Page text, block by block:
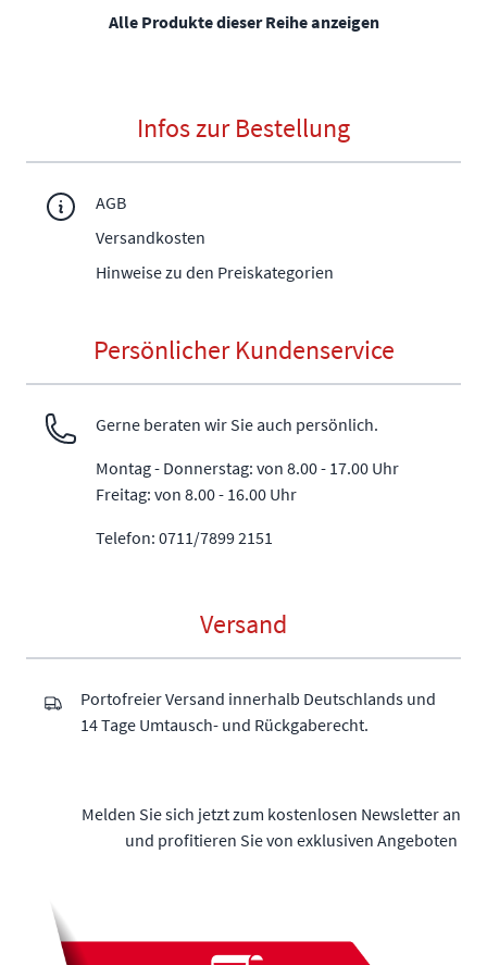
Alle Produkte dieser Reihe anzeigen
Infos zur Bestellung
AGB
Versandkosten
Hinweise zu den Preiskategorien
Persönlicher Kundenservice
Gerne beraten wir Sie auch persönlich.
Montag - Donnerstag: von 8.00 - 17.00 Uhr
Freitag: von 8.00 - 16.00 Uhr
Telefon: 0711/7899 2151
Versand
Portofreier Versand innerhalb Deutschlands und
14 Tage Umtausch- und Rückgaberecht.
Melden Sie sich jetzt zum kostenlosen Newsletter an
und profitieren Sie von exklusiven Angeboten